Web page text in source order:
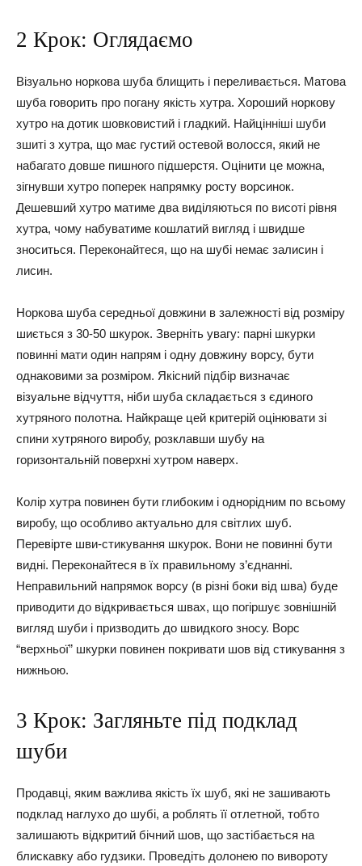
2 Крок: Оглядаємо
Візуально норкова шуба блищить і переливається. Матова
шуба говорить про погану якість хутра. Хороший норкову
хутро на дотик шовковистий і гладкий. Найцінніші шуби
зшиті з хутра, що має густий остевой волосся, який не
набагато довше пишного підшерстя. Оцінити це можна,
зігнувши хутро поперек напрямку росту ворсинок.
Дешевший хутро матиме два виділяються по висоті рівня
хутра, чому набуватиме кошлатий вигляд і швидше
зноситься. Переконайтеся, що на шубі немає залисин і
лисин.
Норкова шуба середньої довжини в залежності від розміру
шиється з 30-50 шкурок. Зверніть увагу: парні шкурки
повинні мати один напрям і одну довжину ворсу, бути
однаковими за розміром. Якісний підбір визначає
візуальне відчуття, ніби шуба складається з єдиного
хутряного полотна. Найкраще цей критерій оцінювати зі
спини хутряного виробу, розклавши шубу на
горизонтальній поверхні хутром наверх.
Колір хутра повинен бути глибоким і однорідним по всьому
виробу, що особливо актуально для світлих шуб.
Перевірте шви-стикування шкурок. Вони не повинні бути
видні. Переконайтеся в їх правильному з’єднанні.
Неправильний напрямок ворсу (в різні боки від шва) буде
приводити до відкривається швах, що погіршує зовнішній
вигляд шуби і призводить до швидкого зносу. Ворс
“верхньої” шкурки повинен покривати шов від стикування з
нижньою.
3 Крок: Загляньте під подклад
шуби
Продавці, яким важлива якість їх шуб, які не зашивають
подклад наглухо до шубі, а роблять її отлетной, тобто
залишають відкритий бічний шов, що застібається на
блискавку або гудзики. Проведіть долонею по вивороту